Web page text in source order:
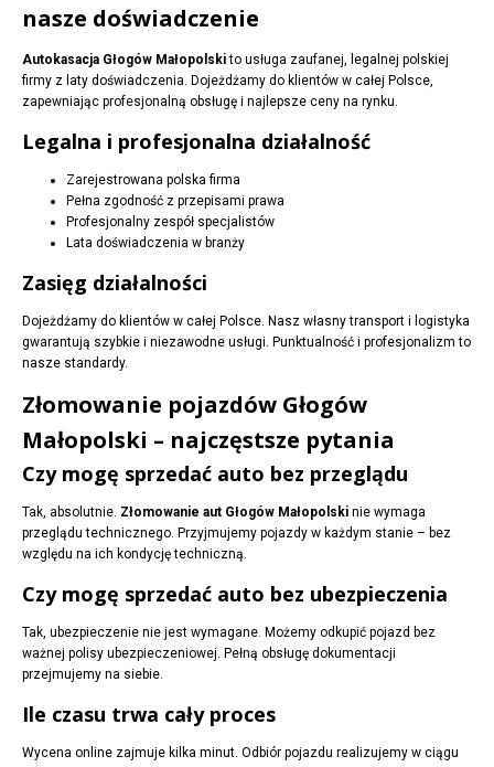
nasze doświadczenie
Autokasacja Głogów Małopolskito usługa zaufanej, legalnej polskiej
firmy z laty doświadczenia. Dojeżdżamy do klientów w całej Polsce,
zapewniając profesjonalną obsługę i najlepsze ceny na rynku.
Legalna i profesjonalna działalność
Zarejestrowana polska firma
Pełna zgodność z przepisami prawa
Profesjonalny zespół specjalistów
Lata doświadczenia w branży
Zasięg działalności
Dojeżdżamy do klientów w całej Polsce. Nasz własny transport i logistyka
gwarantują szybkie i niezawodne usługi. Punktualność i profesjonalizm to
nasze standardy.
Złomowanie pojazdów Głogów
Małopolski – najczęstsze pytania
Czy mogę sprzedać auto bez przeglądu
Tak, absolutnie. Złomowanie aut Głogów Małopolski nie wymaga
przeglądu technicznego. Przyjmujemy pojazdy w każdym stanie – bez
względu na ich kondycję techniczną.
Czy mogę sprzedać auto bez ubezpieczenia
Tak, ubezpieczenie nie jest wymagane. Możemy odkupić pojazd bez
ważnej polisy ubezpieczeniowej. Pełną obsługę dokumentacji
przejmujemy na siebie.
Ile czasu trwa cały proces
Wycena online zajmuje kilka minut. Odbiór pojazdu realizujemy w ciągu